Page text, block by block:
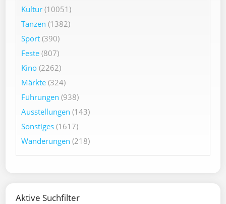
Kultur (10051)
Tanzen (1382)
Sport (390)
Feste (807)
Kino (2262)
Märkte (324)
Führungen (938)
Ausstellungen (143)
Sonstiges (1617)
Wanderungen (218)
Aktive Suchfilter